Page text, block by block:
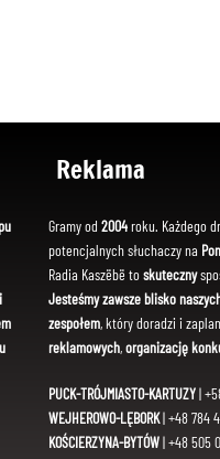
Reklama
Gramy od 2004roku. Każdego
potencjalnych słuchaczy na
Radia Kaszëbë toskuteczny
Jesteśmy zawsze blisko
zespołem, który doradzi i
reklamowych,organizację
PUCK-TRÓJMIASTO-KARTUZY|
WEJHEROWO-LĘBORK| +48 784
KOŚCIERZYNA-BYTÓW| +48 505